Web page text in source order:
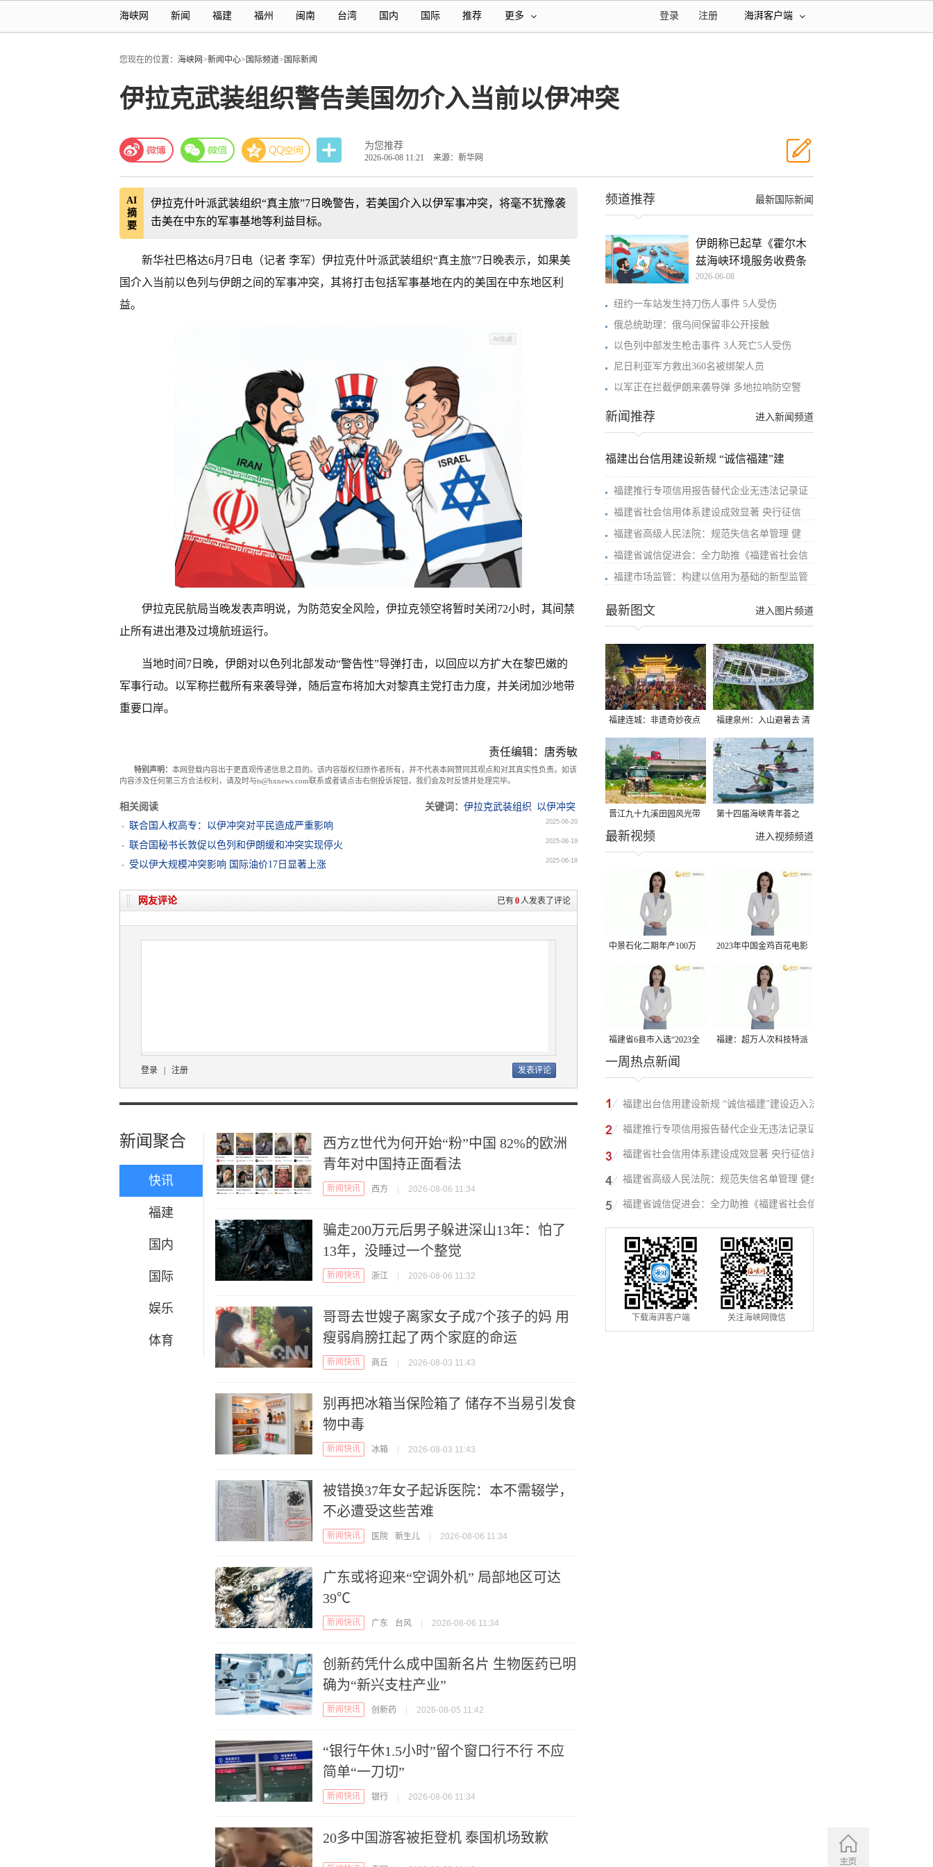
海峡网 新闻 福建 福州 闽南 台湾 国内 国际 推荐 更多 海湃客户端
注册
登录
您现在的位置： 海峡网>新闻中心> 国际频道> 国际新闻
伊拉克武装组织警告美国勿介入当前以伊冲突
为您推荐
2026-06-08 11:21 来源：新华网
AI
摘
要
伊拉克什叶派武装组织“真主旅”7日晚警告，若美国介入以伊军事冲突，将毫不犹豫袭
击美在中东的军事基地等利益目标。
新华社巴格达6月7日电（记者 李军）伊拉克什叶派武装组织“真主旅”7日晚表示，如果美
国介入当前以色列与伊朗之间的军事冲突，其将打击包括军事基地在内的美国在中东地区利
益。
伊拉克民航局当晚发表声明说，为防范安全风险，伊拉克领空将暂时关闭72小时，其间禁
止所有进出港及过境航班运行。
当地时间7日晚，伊朗对以色列北部发动“警告性”导弹打击，以回应以方扩大在黎巴嫩的
军事行动。以军称拦截所有来袭导弹，随后宣布将加大对黎真主党打击力度，并关闭加沙地带
重要口岸。
责任编辑：唐秀敏
特别声明： 本网登载内容出于更直观传递信息之目的。该内容版权归原作者所有，并不代表本网赞同其观点和对其真实性负责。如该
内容涉及任何第三方合法权利，请及时与ts@hxnews.com联系或者请点击右侧投诉按钮，我们会及时反馈并处理完毕。
相关阅读 关键词： 伊拉克武装组织 以伊冲突
联合国人权高专：以伊冲突对平民造成严重影响
2025-06-20
联合国秘书长敦促以色列和伊朗缓和冲突实现停火 2025-06-19
受以伊大规模冲突影响 国际油价17日显著上涨 2025-06-18
已有0人发表了评论
网友评论
登录 | 注册
新闻聚合
快讯
福建
国内
国际
娱乐
体育
西方Z世代为何开始“粉”中国 82%的欧洲
青年对中国持正面看法
新闻快讯 西方 | 2026-08-06 11:34
骗走200万元后男子躲进深山13年：怕了
13年，没睡过一个整觉
新闻快讯 浙江 | 2026-08-06 11:32
哥哥去世嫂子离家女子成7个孩子的妈 用
瘦弱肩膀扛起了两个家庭的命运
新闻快讯 商丘 | 2026-08-03 11:43
别再把冰箱当保险箱了 储存不当易引发食
物中毒
新闻快讯 冰箱 | 2026-08-03 11:43
被错换37年女子起诉医院：本不需辍学，
不必遭受这些苦难
新闻快讯 医院 新生儿 | 2026-08-06 11:34
广东或将迎来“空调外机” 局部地区可达
39℃
新闻快讯 广东 台风 | 2026-08-06 11:34
创新药凭什么成中国新名片 生物医药已明
确为“新兴支柱产业”
新闻快讯 创新药 | 2026-08-05 11:42
“银行午休1.5小时”留个窗口行不行 不应
简单“一刀切”
新闻快讯 银行 | 2026-08-06 11:34
20多中国游客被拒登机 泰国机场致歉
最新国际新闻
频道推荐
伊朗称已起草《霍尔木
兹海峡环境服务收费条
例
2026-06-08
纽约一车站发生持刀伤人事件 5人受伤
俄总统助理：俄乌间保留非公开接触
以色列中部发生枪击事件 3人死亡5人受伤
尼日利亚军方救出360名被绑架人员
以军正在拦截伊朗来袭导弹 多地拉响防空警
进入新闻频道
新闻推荐
福建出台信用建设新规 “诚信福建”建
福建推行专项信用报告替代企业无违法记录证
福建省社会信用体系建设成效显著 央行征信
福建省高级人民法院：规范失信名单管理 健
福建省诚信促进会：全力助推《福建省社会信
福建市场监管：构建以信用为基础的新型监管
进入图片频道
最新图文
福建连城：非遗奇妙夜点
亮夏夜
福建泉州：入山避暑去 清
凉好惬意
晋江九十九溪田园风光带
千亩早稻迎来成熟收割季
第十四届海峡青年荟之
2026榕台青年大学生水上
进入视频频道
最新视频
中景石化二期年产100万
吨丙烷脱氢项目建成中交
2023年中国金鸡百花电影
节有福电影巡展31日启动
福建省6县市入选“2023全
国县域发展潜力百强县”
福建：超万人次科技特派
一周热点新闻
福建出台信用建设新规 “诚信福建”建设迈入法
治化新阶段
福建推行专项信用报告替代企业无违法记录证
明改革成效显著
福建省社会信用体系建设成效显著 央行征信系
统赋能实体经济
福建省高级人民法院：规范失信名单管理 健全
信用修复机制
福建省诚信促进会：全力助推《福建省社会信
用条例》落地见效
下载海湃客户端 关注海峡网微信